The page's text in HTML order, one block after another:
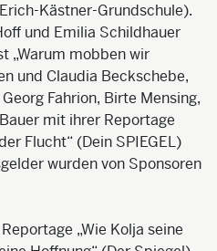
Kästner-Grundschule).
und Emilia Schildhauer
„Warum mobben wir
und Claudia Beckschebe,
Fahrion, Birte Mensing,
mit ihrer Reportage
Flucht“ (Dein SPIEGEL)
wurden von Sponsoren
„Wie Kolja seine